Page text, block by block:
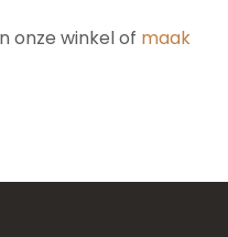
onze winkel of maak